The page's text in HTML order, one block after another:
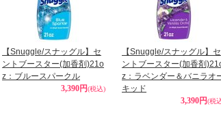
【Snuggle/スナッグル】セ
ントブースター(加香剤)21o
z：ブルースパークル
3,390円(税込)
【Snuggle/スナッグル】セ
ントブースター(加香剤
z：ラベンダー＆バニラオ
キッド
3,390円(税